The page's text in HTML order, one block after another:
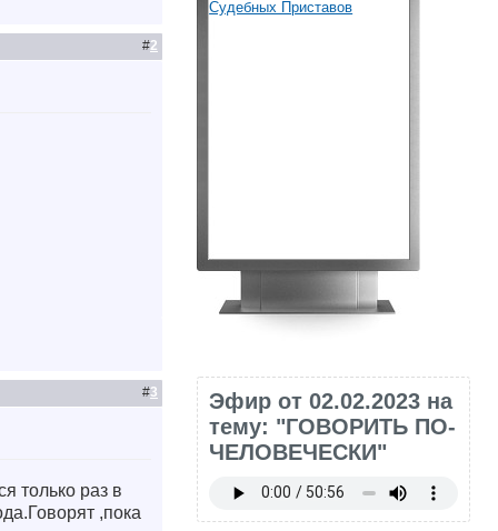
#2
#3
только раз в
,пока
Эфир от 02.02.2023 на
тему: "ГОВОРИТЬ ПО-
ЧЕЛОВЕЧЕСКИ"